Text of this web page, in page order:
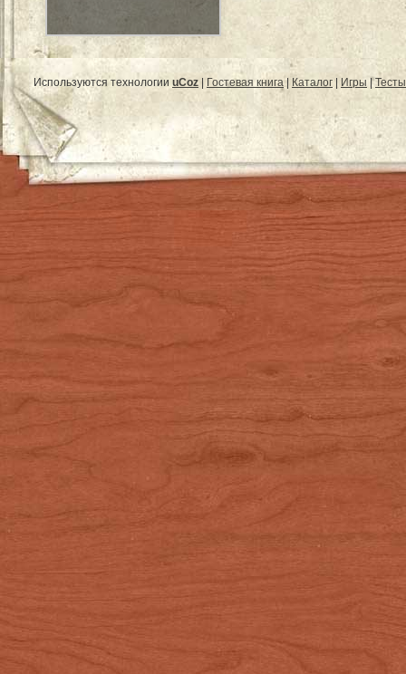
Используются технологии uCoz Гостевая книга| Каталог Игры |Тесты